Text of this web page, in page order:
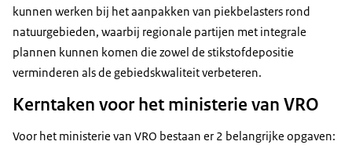
kunnen werken bij het aanpakken van piekbelasters rond
natuurgebieden, waarbij regionale partijen met integrale
plannen kunnen komen die zowel de stikstofdepositie
verminderen als de gebiedskwaliteit verbeteren.
Kerntaken voor het ministerie van VRO
Voor het ministerie van VRO bestaan er 2 belangrijke opgaven: